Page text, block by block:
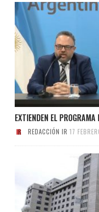
EXTIENDEN EL
REDACCIÓN IR 17